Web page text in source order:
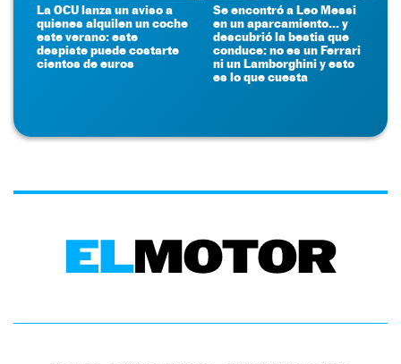
La OCU lanza un aviso a
quienes alquilen un coche
este verano: este
despiste puede costarte
cientos de euros
Se encontró a Leo Messi
en un aparcamiento... y
descubrió la bestia que
conduce: no es un Ferrari
ni un Lamborghini y esto
es lo que cuesta